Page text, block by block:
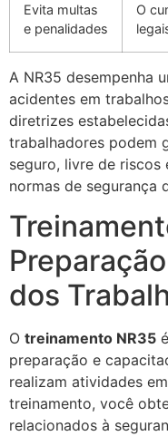
Evita multas
e penalidades
O
A NR35 desempenha
acidentes em
diretrizes
trabalhadores podem
seguro, livre de
normas de segurança
dos
O treinamento NR35
preparação e
realizam atividades
treinamento, você
relacionados à